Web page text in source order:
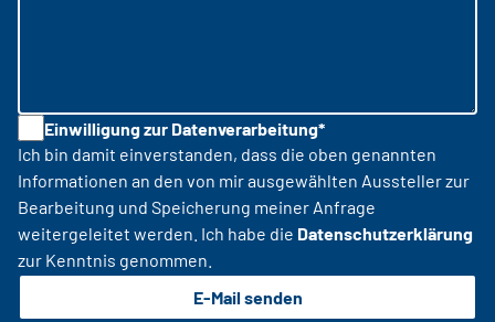
Einwilligung zur Datenverarbeitung*
Ich bin damit einverstanden, dass die oben genannten
Informationen an den von mir ausgewählten Aussteller zur
Bearbeitung und Speicherung meiner Anfrage
weitergeleitet werden. Ich habe die Datenschutzerklärung
zur Kenntnis genommen.
E-Mail senden